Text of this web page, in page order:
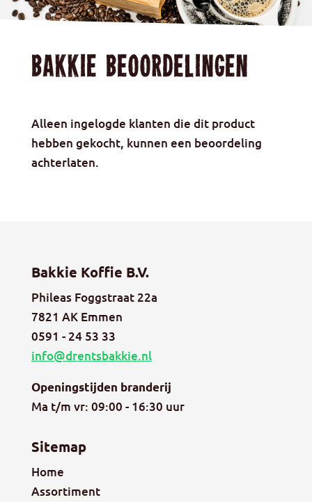
Bakkie beoordelingen
Alleen ingelogde klanten die dit product
hebben gekocht, kunnen een beoordeling
achterlaten.
Bakkie Koffie B.V.
Phileas Foggstraat 22a
7821 AK Emmen
0591 - 24 53 33
info@drentsbakkie.nl
Openingstijden branderij
Ma t/m vr: 09:00 - 16:30 uur
Sitemap
Home
Assortiment